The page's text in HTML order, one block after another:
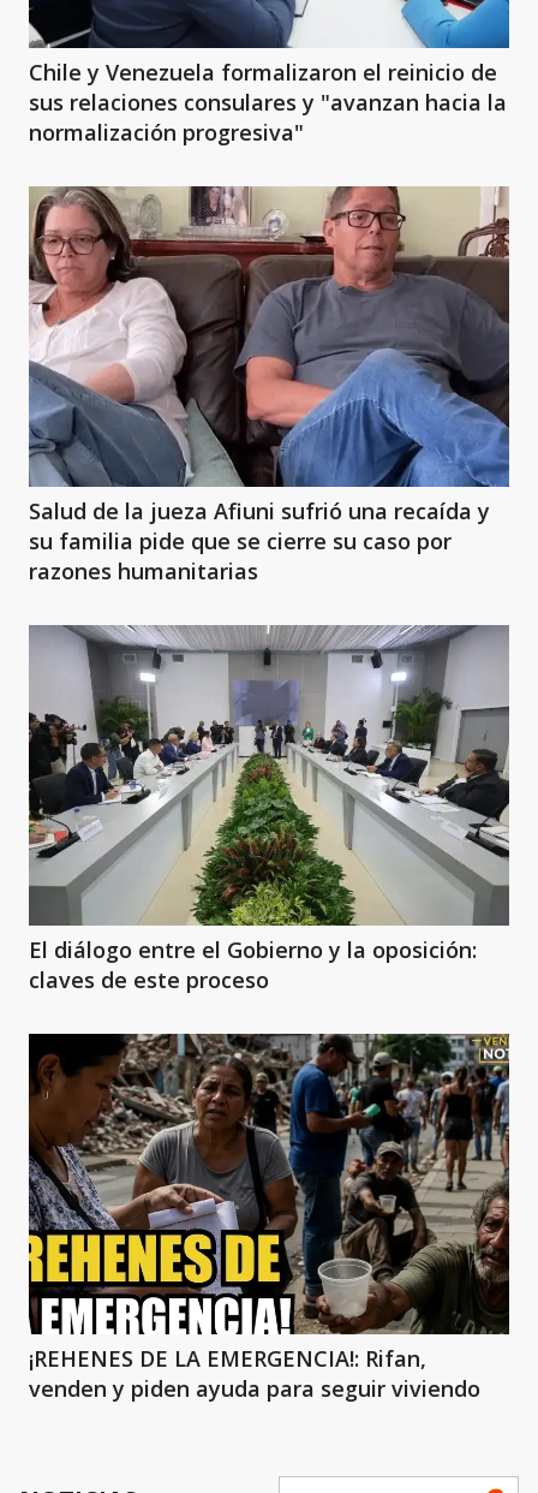
Chile y Venezuela formalizaron el reinicio de
sus relaciones consulares y "avanzan hacia la
normalización progresiva"
Salud de la jueza Afiuni sufrió una recaída y
su familia pide que se cierre su caso por
razones humanitarias
El diálogo entre el Gobierno y la oposición:
claves de este proceso
¡REHENES DE LA EMERGENCIA!: Rifan,
venden y piden ayuda para seguir viviendo